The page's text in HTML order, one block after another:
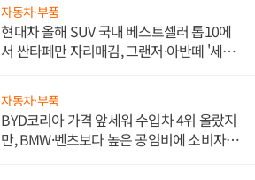
자동차·부품
현대차 올해 SUV 국내 베스트셀러 톱10에
서 싼타페만 자리매김, 그랜저·아반떼 '세단
자동차·부품
BYD코리아 가격 앞세워 수입차 4위 올랐지
만, BMW·벤츠보다 높은 공임비에 소비자